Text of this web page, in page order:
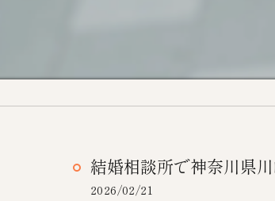
結婚相談所で神奈川県
2026/02/21